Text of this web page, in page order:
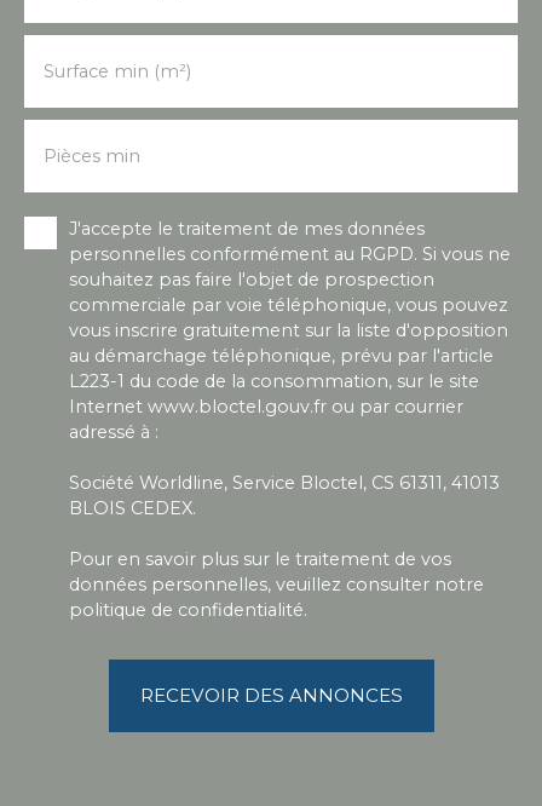
Surface min (m²)
Pièces min
J'accepte le traitement de mes données
personnelles conformément au RGPD. Si vous ne
souhaitez pas faire l'objet de prospection
commerciale par voie téléphonique, vous pouvez
vous inscrire gratuitement sur la liste d'opposition
au démarchage téléphonique, prévu par l'article
L223-1 du code de la consommation, sur le site
Internet www.bloctel.gouv.fr ou par courrier
adressé à :
Société Worldline, Service Bloctel, CS 61311, 41013
BLOIS CEDEX.
Pour en savoir plus sur le traitement de vos
données personnelles, veuillez consulter notre
politique de confidentialité.
RECEVOIR DES ANNONCES